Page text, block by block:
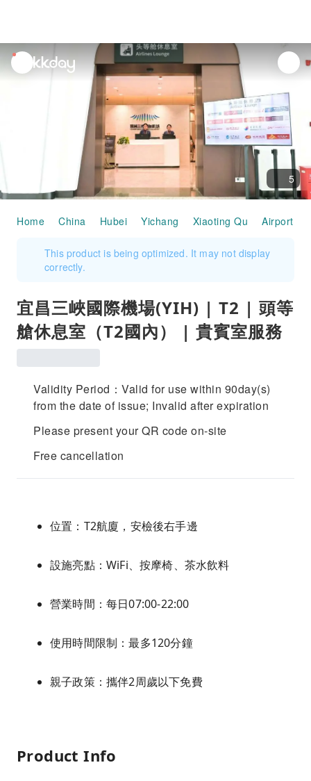
unread
notifications
5
Home China Hubei Yichang Xiaoting Qu Airport
This product is being optimized. It may not display
correctly.
宜昌三峽國際機場(YIH) | T2 | 頭等
艙休息室（T2國內） | 貴賓室服務
Validity Period：Valid for use within 90day(s)
from the date of issue; Invalid after expiration
Please present your QR code on-site
Free cancellation
位置：T2航廈，安檢後右手邊
設施亮點：WiFi、按摩椅、茶水飲料
營業時間：每日07:00-22:00
使用時間限制：最多120分鐘
親子政策：攜伴2周歲以下免費
Product Info